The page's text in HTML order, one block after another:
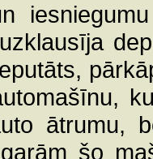
ātrumu,
šo